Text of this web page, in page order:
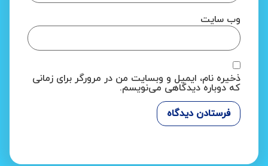
وب‌ سایت
ذخیره نام، ایمیل و وبسایت من در مرورگر برای زمانی
که دوباره دیدگاهی می‌نویسم.